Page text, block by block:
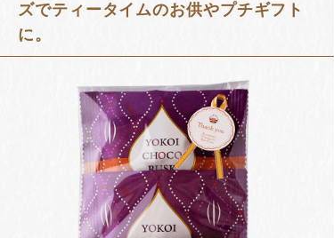
ズでティータイムのお供やプチギフト
に。